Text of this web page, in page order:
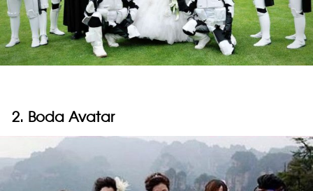
2. Boda Avatar